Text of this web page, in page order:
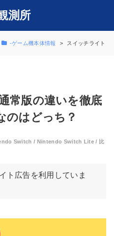
測所
-ゲーム機本体情報 スイッチライトと
常版の違いを徹底
のはどっち？
Switch / Nintendo Switch Lite / 比
ト広告を利用していま